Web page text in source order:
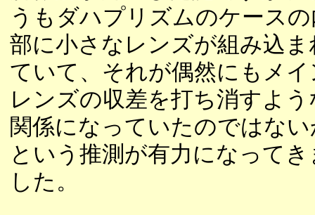
うもダハプリズムのケース
部に小さなレンズが組み込ま
ていて、それが偶然にもメイ
レンズの収差を打ち消すよう
関係になっていたのではな
という推測が有力になってき
した。